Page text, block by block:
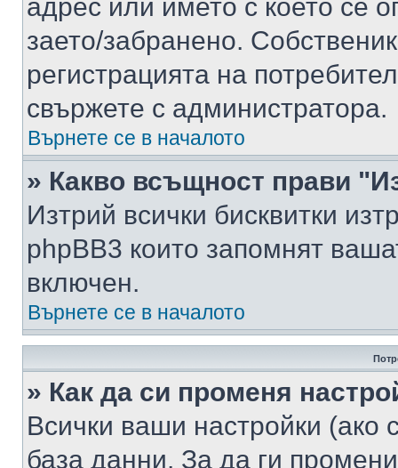
адрес или името с което се
заето/забранено.
регистрацията на
свържете с администратора.
Върнете се в началото
» Какво всъщност прави
Изтрий всички бисквитки
phpBB3 които запомнят
включен.
Върнете се в началото
» Как да си променя
Всички ваши настройки (ако
база данни. За да ги